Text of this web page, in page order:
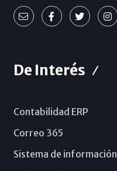
De Interés
Contabilidad ERP
Correo 365
Sistema de información